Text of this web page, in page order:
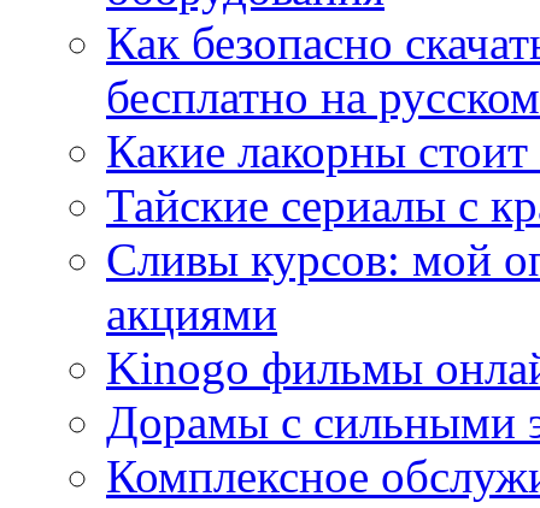
Как безопасно
бесплатно на
Какие лакорны
Тайские сериалы с
Сливы курсов: мой
акциями
Kinogo фильмы
Дорамы с сильными
Комплексное